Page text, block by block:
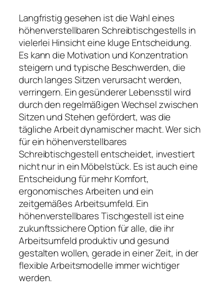
Langfristig gesehen ist die Wahl eines
höhenverstellbaren Schreibtischgestells in
vielerlei Hinsicht eine kluge Entscheidung.
Es kann die Motivation und Konzentration
steigern und typische Beschwerden, die
durch langes Sitzen verursacht werden,
verringern. Ein gesünderer Lebensstil wird
durch den regelmäßigen Wechsel zwischen
Sitzen und Stehen gefördert, was die
tägliche Arbeit dynamischer macht. Wer sich
für ein höhenverstellbares
Schreibtischgestell entscheidet, investiert
nicht nur in ein Möbelstück. Es ist auch eine
Entscheidung für mehr Komfort,
ergonomisches Arbeiten und ein
zeitgemäßes Arbeitsumfeld. Ein
höhenverstellbares Tischgestell ist eine
zukunftssichere Option für alle, die ihr
Arbeitsumfeld produktiv und gesund
gestalten wollen, gerade in einer Zeit, in der
flexible Arbeitsmodelle immer wichtiger
werden.